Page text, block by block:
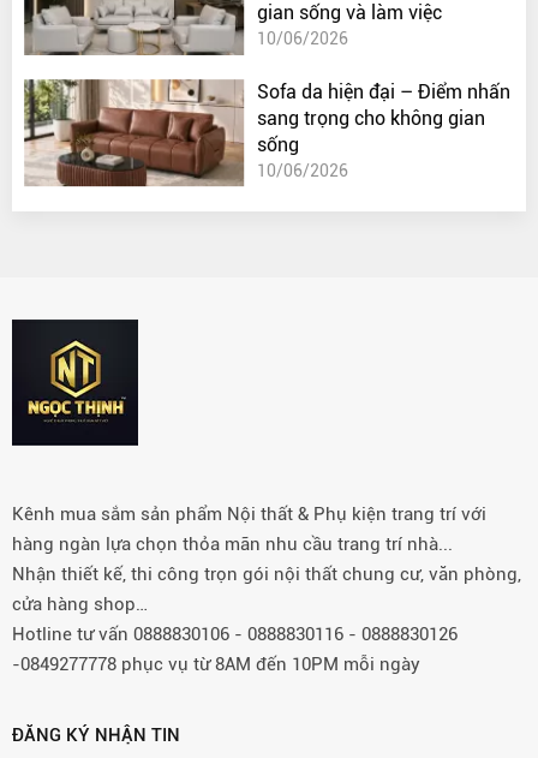
gian sống và làm việc
10/06/2026
Sofa da hiện đại – Điểm nhấn
sang trọng cho không gian
sống
10/06/2026
Kênh mua sắm sản phẩm Nội thất & Phụ kiện trang trí với
hàng ngàn lựa chọn thỏa mãn nhu cầu trang trí nhà...
Nhận thiết kế, thi công trọn gói nội thất chung cư, văn phòng,
cửa hàng shop…
Hotline tư vấn 0888830106 - 0888830116 - 0888830126
-0849277778 phục vụ từ 8AM đến 10PM mỗi ngày
ĐĂNG KÝ NHẬN TIN